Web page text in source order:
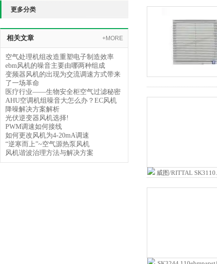
更多分类
相关文章 +MORE
空气处理机组改造重塑电子制造效率
ebm风机的噪音主要由哪两种组成
变频器风机的出现为交流调速方式带来
了一场革命
医疗行业——生物安全柜空气过滤秘密
AHU空调机组噪音大怎么办？EC风机
降噪解决方案解析
光伏逆变器风机选择!
PWM调速如何接线
如何更改风机为4-20mA调速
“逆寒而上”~空气源热泵风机
风机谐波治理方法与解决方案